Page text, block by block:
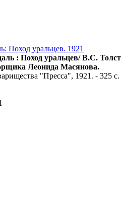
Поход уральцев. 1921
: Поход уральцев/ В.С.
Леонида Масянова.
"Пресса", 1921. - 325 с.